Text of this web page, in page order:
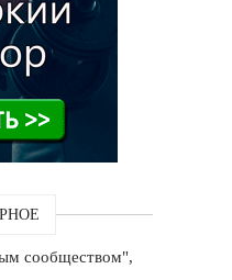
сообществом",